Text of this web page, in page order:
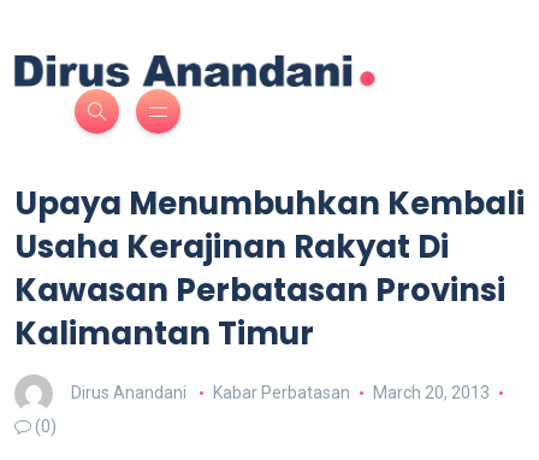
Upaya Menumbuhkan Kembali
Usaha Kerajinan Rakyat Di
Kawasan Perbatasan Provinsi
Kalimantan Timur
Dirus Anandani Kabar Perbatasan
March 20, 2013
(0)